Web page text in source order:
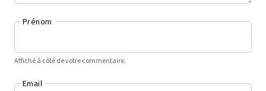
Prénom
Affiché à côté de votre commentaire.
Email